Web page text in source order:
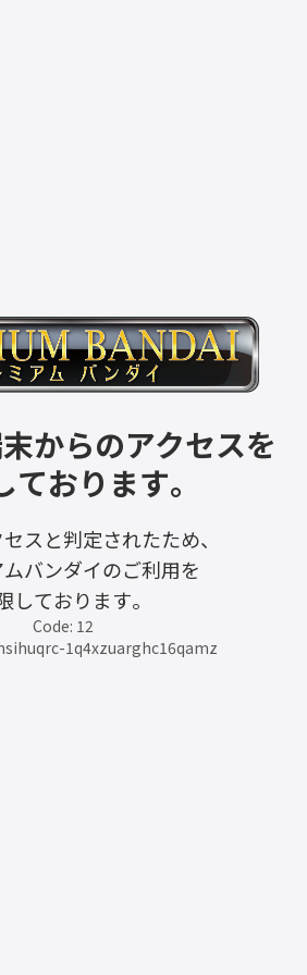
からのアクセスを
ております。
スと判定されたため、
バンダイのご利用を
しております。
Code: 12
1q4xzuarghc16qamz